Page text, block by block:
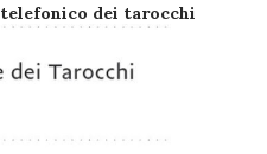
dei tarocchi